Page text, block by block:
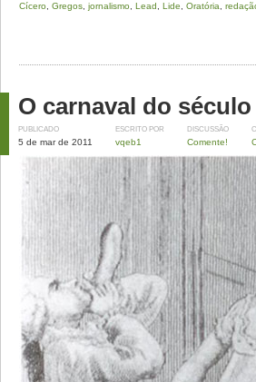
Cícero Gregos jornalismo Lead Lide Oratória
O carnaval do século
PUBLICADO
5 de mar de 2011
ESCRITO POR
vqeb1
DISCUSSÃO
Comente!